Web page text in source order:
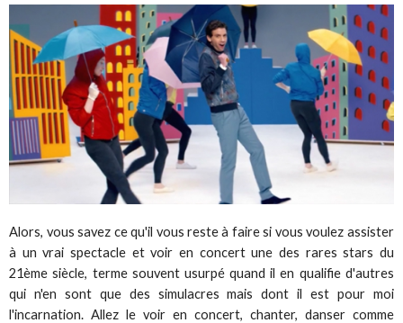
Alors, vous savez ce qu'il vous reste à faire si vous voulez assister
à un vrai spectacle et voir en concert une des rares stars du
21ème siècle, terme souvent usurpé quand il en qualifie d'autres
qui n'en sont que des simulacres mais dont il est pour moi
l'incarnation. Allez le voir en concert, chanter, danser comme